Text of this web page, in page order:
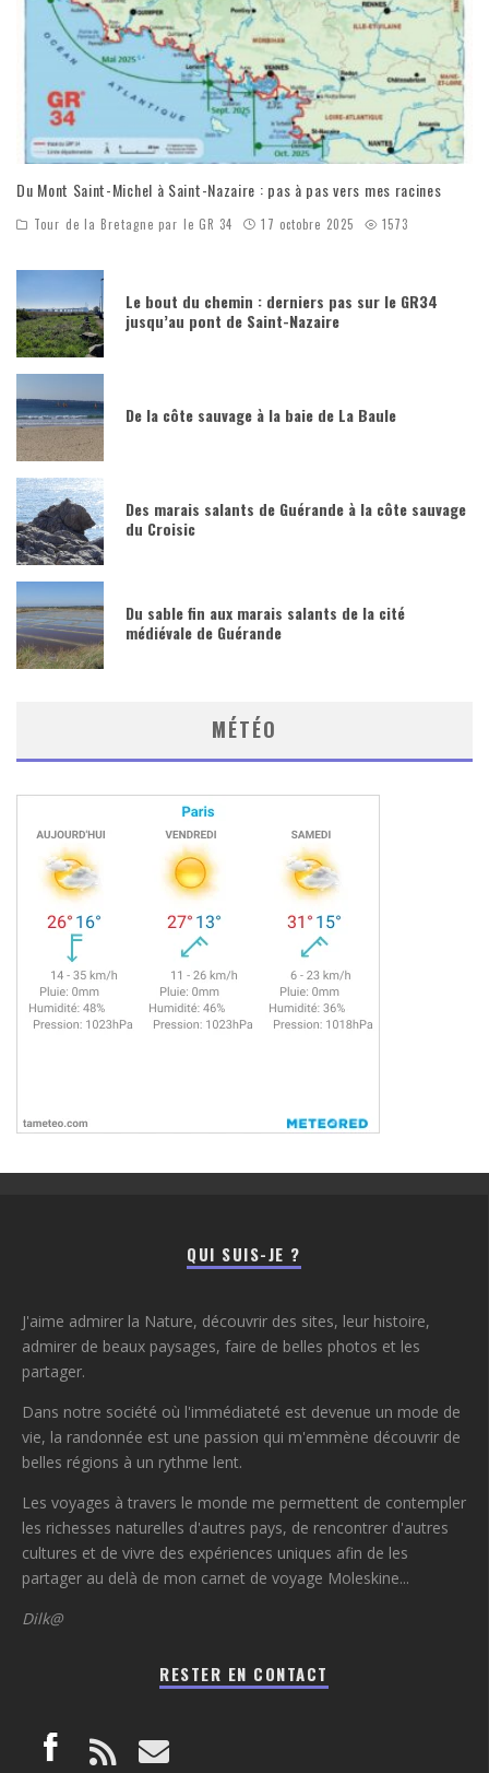
Du Mont Saint-Michel à Saint-Nazaire : pas à pas vers mes racines
Tour de la Bretagne par le GR 34 17 octobre 2025 1573
Le bout du chemin : derniers pas sur le GR34
jusqu’au pont de Saint-Nazaire
De la côte sauvage à la baie de La Baule
Des marais salants de Guérande à la côte sauvage
du Croisic
Du sable fin aux marais salants de la cité
médiévale de Guérande
MÉTÉO
QUI SUIS-JE ?
J'aime admirer la Nature, découvrir des sites, leur histoire,
admirer de beaux paysages, faire de belles photos et les
partager.
Dans notre société où l'immédiateté est devenue un mode de
vie, la randonnée est une passion qui m'emmène découvrir de
belles régions à un rythme lent.
Les voyages à travers le monde me permettent de contempler
les richesses naturelles d'autres pays, de rencontrer d'autres
cultures et de vivre des expériences uniques afin de les
partager au delà de mon carnet de voyage Moleskine...
Dilk@
RESTER EN CONTACT